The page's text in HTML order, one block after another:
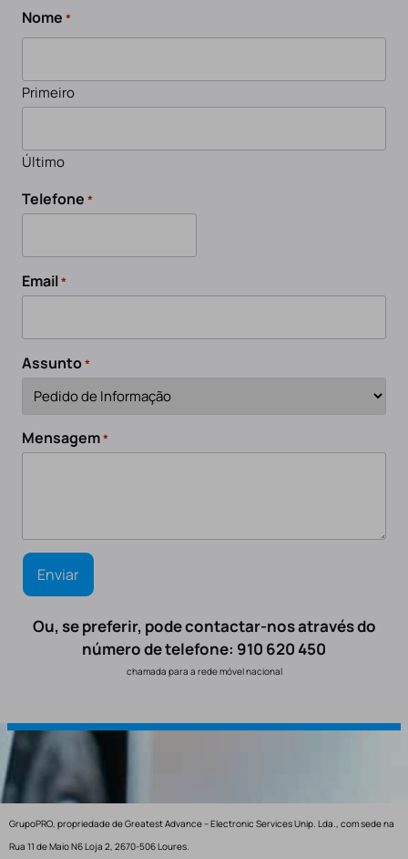
Nome *
Primeiro
Último
Telefone *
Email*
Assunto*
Mensagem*
Ou, se preferir, pode contactar-nos através do
número de telefone: 910 620 450
chamada para a rede móvel nacional
GrupoPRO, propriedade de Greatest Advance – Electronic Services Unip. Lda., com sede na
Rua 11 de Maio N6 Loja 2, 2670-506 Loures.